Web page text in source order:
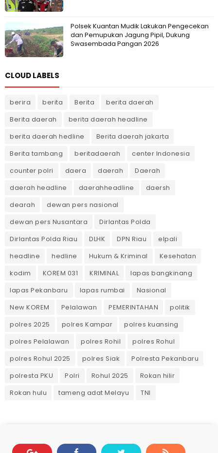
Polsek Kuantan Mudik Lakukan Pengecekan
dan Pemupukan Jagung Pipil, Dukung
Swasembada Pangan 2026
CLOUD LABELS
berira berita Berita
berita daerah
Berita daerah
berita daerah headline
berita daerah hedline
Berita daerah jakarta
Berita tambang
beritadaerah
center Indonesia
counter polri
daera daerah
Daerah
daerah headline
daerahheadline
daersh
dearah
dewan pers nasional
dewan pers Nusantara
Dirlantas Polda
Dirlantas Polda Riau
DLHK DPN Riau
elpali
headline
hedline Hukum & Kriminal
Kesehatan
kodim
KOREM 031 KRIMINAL
lapas bangkinang
lapas Pekanbaru
lapas rumbai
Nasional
New KOREM
Pelalawan PEMERINTAHAN
politik
polres 2025
polres Kampar
polres kuansing
polres Pelalawan
polres Rohil
polres Rohul
polres Rohul 2025
polres Siak
Polresta Pekanbaru
polresta PKU
Polri Rohul 2025
Rokan hilir
Rokan hulu
tameng adat Melayu TNI